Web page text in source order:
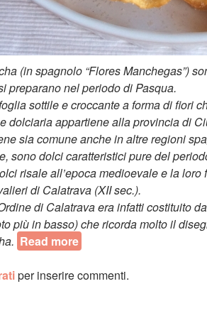
(in spagnolo “Flores Manchegas”)
preparano nel periodo di Pasqua.
sottile e croccante a forma di fiori
dolciaria appartiene alla provincia di
sia comune anche in altre regioni
sono dolci caratteristici pure del
risale all’epoca medioevale e la
di Calatrava (XII sec.).
di Calatrava era infatti costituito
più in basso) che ricorda molto il
Read more
per inserire commenti.